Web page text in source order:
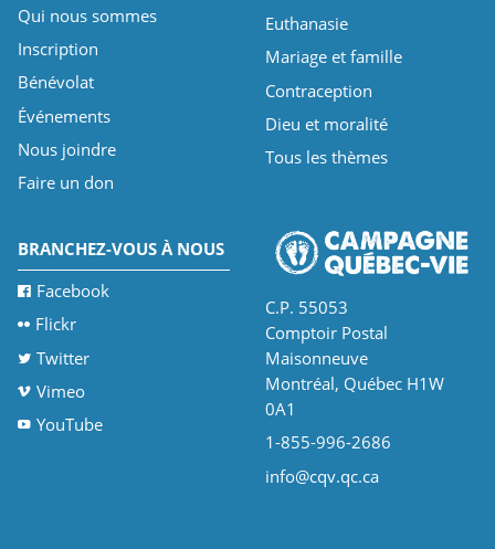
Qui nous sommes
Inscription
Bénévolat
Événements
Nous joindre
Faire un don
Euthanasie
Mariage et famille
Contraception
Dieu et moralité
Tous les thèmes
BRANCHEZ-VOUS À NOUS
Facebook
Flickr
Twitter
Vimeo
YouTube
C.P. 55053
Comptoir Postal
Maisonneuve
Montréal, Québec H1W
0A1
1-855-996-2686
info@cqv.qc.ca